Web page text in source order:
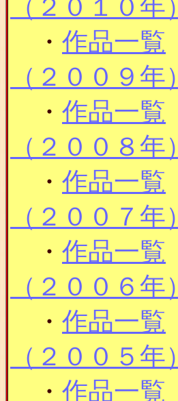
（２０１０年）
・ 作品一覧
（２００９年）
・ 作品一覧
（２００８年）
・ 作品一覧
（２００７年）
・ 作品一覧
（２００６年）
・ 作品一覧
（２００５年）
・ 作品一覧